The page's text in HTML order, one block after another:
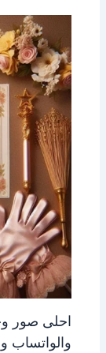
احلى صور
والواتساب